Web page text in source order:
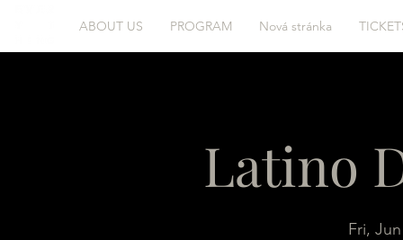
ABOUT US PROGRAM Nová stránka
Latino
Fri,